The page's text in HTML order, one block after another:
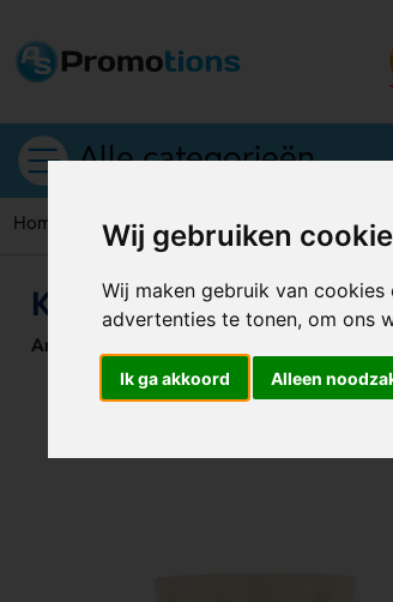
Wij gebruiken
Wij maken gebruik van
advertenties te tonen, om ons
Ik ga akkoord Alleen
Alle categorieën
Home Springtouwen Katoenen
Katoenen springtouw
Artikelnummer: